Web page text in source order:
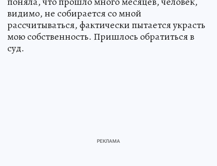
видимо, не собирается со мной
рассчитываться, фактически пытается украсть
мою собственность. Пришлось обратиться в
суд.